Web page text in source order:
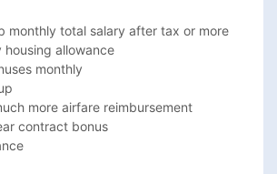
total salary after tax or more
allowance
monthly
more airfare reimbursement
contract bonus